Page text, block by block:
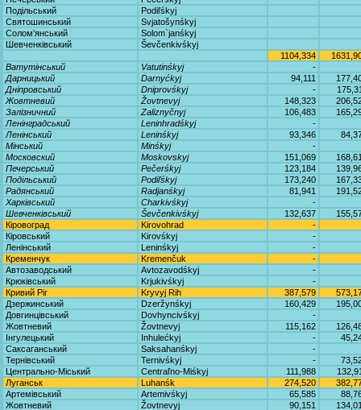
Подільський
Podiľśkyj
Святошинський
Svjatošynśkyj
Солом'янський
Solom`janśkyj
Шевченківський
Ševčenkivśkyj
1104,334
Ватутінський
Vatutinśkyj
-
Дарницький
Darnyćkyj 94,111
Дніпровський
Dniprovśkyj -
Жовтневий
Žovtnevyj 148,323
Залізничний
Zaliznyčnyj 106,483
Ленінградський
Leninhradśkyj
-
Ленінський
Leninśkyj 93,346
Мінський
Minśkyj
-
Московский
Moskovskyj 151,069
Печерський
Pečerśkyj 123,184
Подільський
Podiľśkyj 173,240
Радянський
Radjanśkyj 81,941
Харківський
Charkivśkyj
-
Шевченківський
Ševčenkivśkyj 132,637
Кіровоград
Kirovohrad
-
Кіровський
Kirovśkyj
-
Ленінський
Leninśkyj
-
Кременчук
Kremenčuk
-
Автозаводський
Avtozavodśkyj
-
Крюківський
Krjukivśkyj
-
Кривий Ріг
Kryvyj Rih 387,579
Дзержинський
Dzeržynśkyj 160,429
Довгинцівський
Dovhyncivśkyj
-
Жовтневий
Žovtnevyj 115,162
Інгулецький
Inhulećkyj -
Саксаганський
Saksahanśkyj
-
Тернівський
Ternivśkyj -
Центрально-Міський
Centraľno-Miśkyj 111,988
Луганськ
Luhanśk 274,520
Артемівський
Artemivśkyj 65,585
Жовтневий
Žovtnevyj 90,151